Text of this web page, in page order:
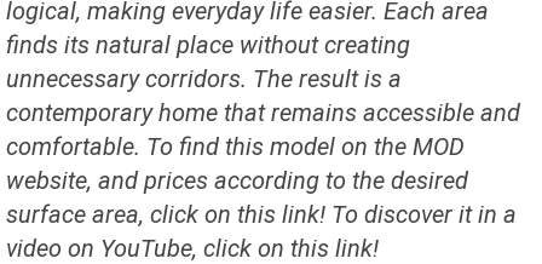
logical, making everyday life easier. Each area
finds its natural place without creating
unnecessary corridors. The result is a
contemporary home that remains accessible and
comfortable. To find this model on the MOD
website, and prices according to the desired
surface area, click on this link! To discover it in a
video on YouTube, click on this link!